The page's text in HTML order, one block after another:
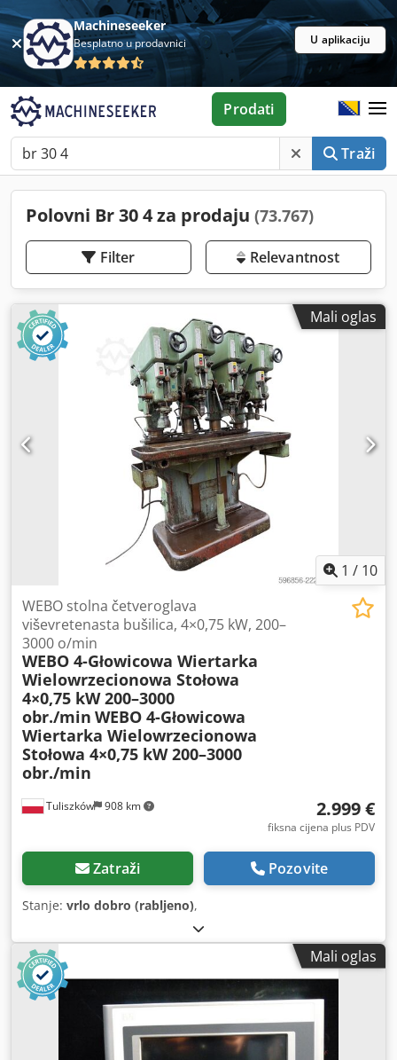
Machineseeker
Besplatno u prodavnici U aplikaciju
Traži
Prodati
Polovni Br 30 4 za prodaju (73.767)
Filter Relevantnost
Mali oglas
1 / 10
Tuliszków 908 km
WEBO stolna četveroglava
viševretenasta bušilica, 4×0,75 kW, 200–
3000 o/min
WEBO 4-Głowicowa Wiertarka
Wielowrzecionowa Stołowa
4×0,75 kW 200–3000
obr./min WEBO 4-Głowicowa
Wiertarka Wielowrzecionowa
Stołowa 4×0,75 kW 200–3000
obr./min
2.999 €
fiksna cijena plus PDV
Zatraži Pozovite
Stanje: vrlo dobro (rabljeno),
Mali oglas